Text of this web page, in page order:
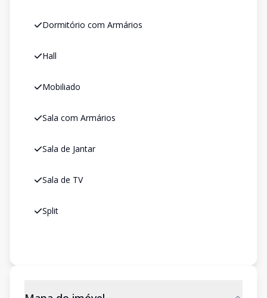
Dormitório com Armários
Hall
Mobiliado
Sala com Armários
Sala de Jantar
Sala de TV
Split